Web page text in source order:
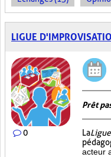
LIGUE
0
Prêt
La
acteur